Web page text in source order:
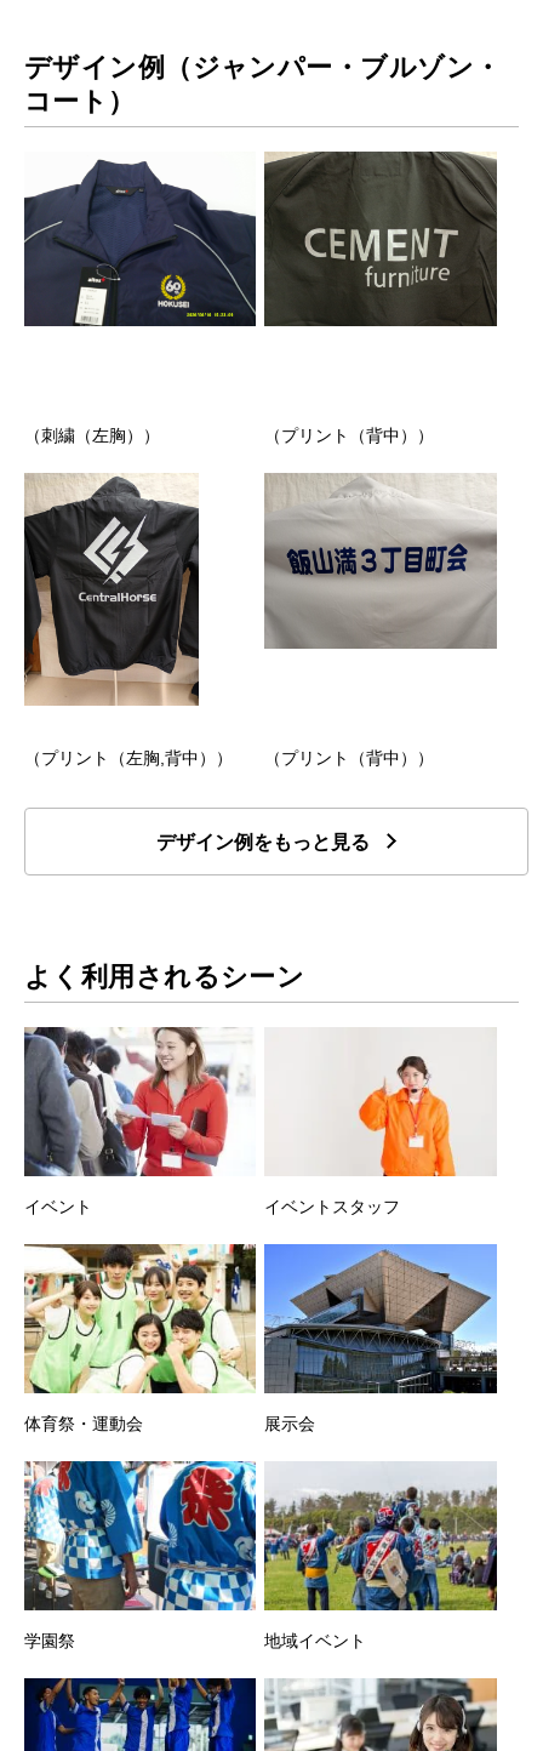
デザイン例（ジャンパー・ブルゾン・
コート）
（刺繍（左胸）） （プリント（背中））
（プリント（左胸,背中）） （プリント（背中））
デザイン例をもっと見る
よく利用されるシーン
イベント イベントスタッフ
体育祭・運動会 展示会
学園祭 地域イベント